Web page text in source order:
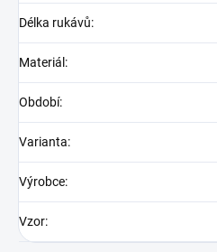
Délka rukávů:
Materiál :
Období:
Varianta:
Výrobce:
Vzor: